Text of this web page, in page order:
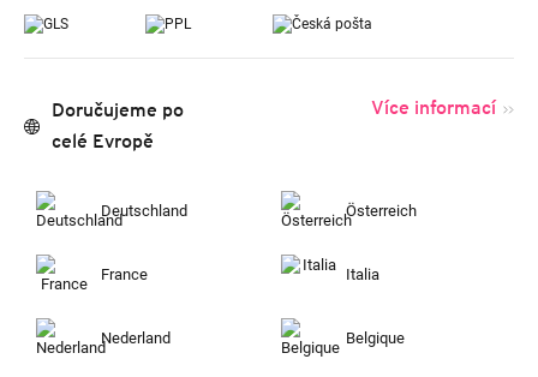
Doručujeme po
celé Evropě
Více informací
Deutschland Österreich
France Italia
Nederland Belgique